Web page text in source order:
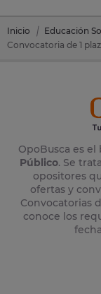
Inicio Educación
OpoBusca es el
Público. Se
opositores
ofertas y
Convocatorias
conoce los